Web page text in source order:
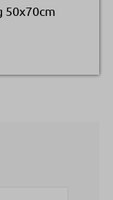
50x70cm